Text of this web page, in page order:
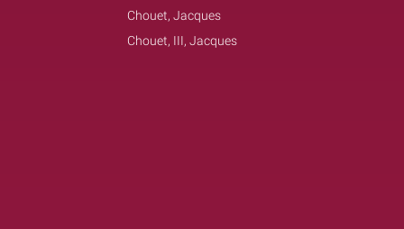
Chouet, Jacques
Chouet, III, Jacques